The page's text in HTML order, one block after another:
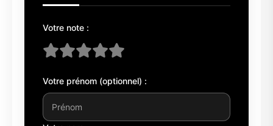
Votre note :
Votre prénom (optionnel) :